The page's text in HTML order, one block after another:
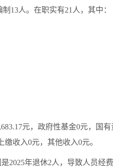
13人。在职实有21人，其中
元，政府性基金0元，国
收入0元，其他收入0元。
2025年退休2人，导致人员经费